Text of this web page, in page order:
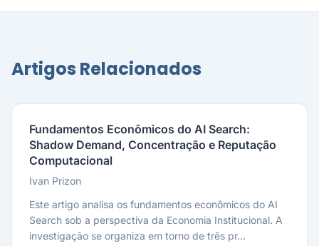
Artigos Relacionados
Fundamentos Econômicos do AI Search:
Shadow Demand, Concentração e Reputação
Computacional
Ivan Prizon
Este artigo analisa os fundamentos econômicos do AI
Search sob a perspectiva da Economia Institucional. A
investigação se organiza em torno de três pr...